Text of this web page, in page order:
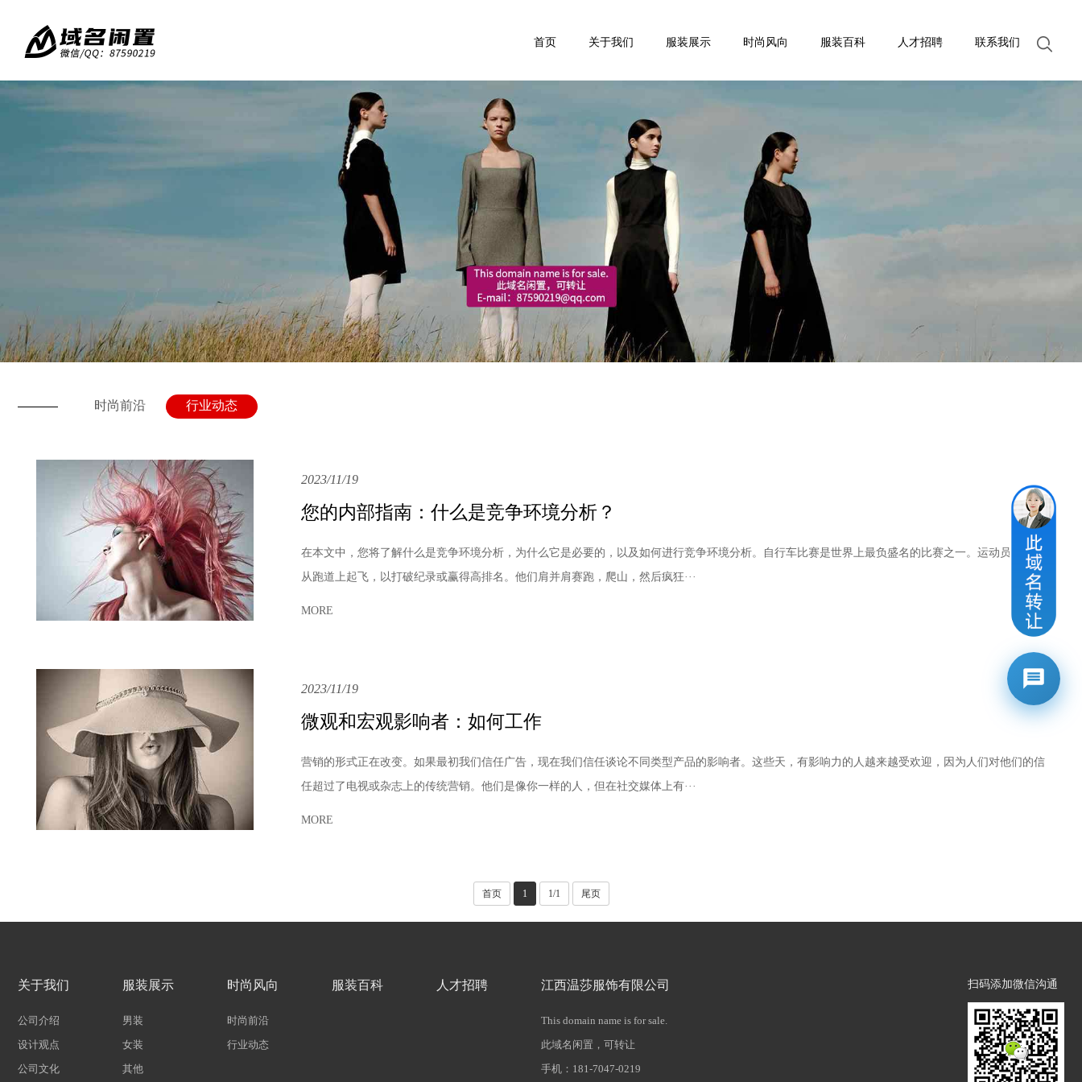
首页 关于我们 服装展示 时尚风向 服装百科 人才招聘 联系我们
时尚前沿 行业动态
2023/11/19
您的内部指南：什么是竞争环境分析？
在本文中，您将了解什么是竞争环境分析，为什么它是必要的，以及如何进行竞争环境分析。自行车比赛是世界上最负盛名的比赛之一。运动员们正在
从跑道上起飞，以打破纪录或赢得高排名。他们肩并肩赛跑，爬山，然后疯狂···
MORE
2023/11/19
微观和宏观影响者：如何工作
营销的形式正在改变。如果最初我们信任广告，现在我们信任谈论不同类型产品的影响者。这些天，有影响力的人越来越受欢迎，因为人们对他们的信
任超过了电视或杂志上的传统营销。他们是像你一样的人，但在社交媒体上有···
MORE
首页 1 1/1 尾页
关于我们
公司介绍
设计观点
公司文化
服装展示
男装
女装
其他
时尚风向
时尚前沿
行业动态
服装百科 人才招聘 江西温莎服饰有限公司
This domain name is for sale.
此域名闲置，可转让
手机：181-7047-0219
扫码添加微信沟通